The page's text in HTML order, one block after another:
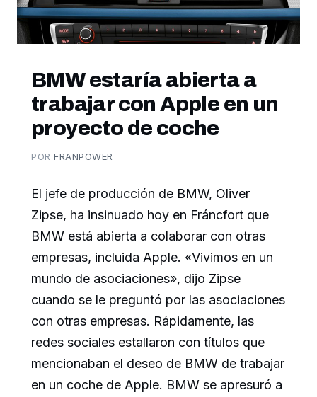
BMW estaría abierta a
trabajar con Apple en un
proyecto de coche
PORFRANPOWER
El jefe de producción de BMW, Oliver
Zipse, ha insinuado hoy en Fráncfort que
BMW está abierta a colaborar con otras
empresas, incluida Apple. «Vivimos en un
mundo de asociaciones», dijo Zipse
cuando se le preguntó por las asociaciones
con otras empresas. Rápidamente, las
redes sociales estallaron con títulos que
mencionaban el deseo de BMW de trabajar
en un coche de Apple. BMW se apresuró a